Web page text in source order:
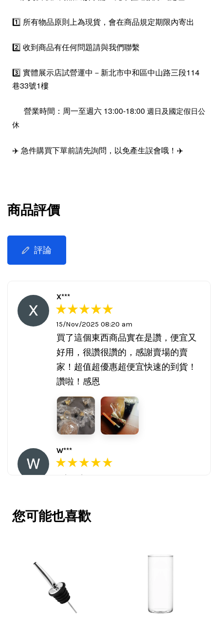
1️⃣ 所有物品原則上為現貨，會在商品規定期限內寄出
2️⃣ 收到商品有任何問題請與我們聯繫
3️⃣ 實體展示店試營運中－新北市中和區中山路三段114
巷33號1樓
營業時間：周一至週六 13:00-18:00 週日及國定假日公
休
✈️ 急件購買下單前請先詢問，以免產生誤會哦！✈️
商品評價
評論
X***
15/Nov/2025 08:20 am
買了這個東西商品實在是讚，便宜又
好用，很讚很讚的，感謝賣場的賣
家！超值超優惠超便宜快速的到貨！
讚啦！感恩
W***
16/Nov/2025 03:45 pm
這購買。希望賣家能多選賣更多商
V***
您可能也喜歡